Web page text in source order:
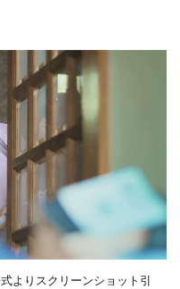
よりスクリーンショット引